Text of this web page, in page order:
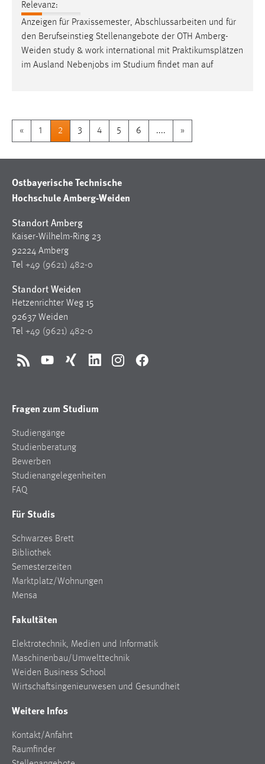
Relevanz:
Anzeigen für Praxissemester, Abschlussarbeiten und für
den Berufseinstieg Stellenangebote der OTH Amberg-
Weiden study & work international mit Praktikumsplätzen
im Ausland Nebenjobs im Studium findet man auf
« 1 2 3 4 5 6 .... »
Ostbayerische Technische
Hochschule Amberg-Weiden
Standort Amberg
Kaiser-Wilhelm-Ring 23
92224 Amberg
Tel +49 (9621) 482-0
Standort Weiden
Hetzenrichter Weg 15
92637 Weiden
Tel +49 (9621) 482-0
RSS YouTubeXing LinkedInInstagramFacebook
Fragen zum Studium
Studiengänge
Studienberatung
Bewerben
Studienangelegenheiten
FAQ
Für Studis
Schwarzes Brett
Bibliothek
Semesterzeiten
Marktplatz/Wohnungen
Mensa
Fakultäten
Elektrotechnik, Medien und Informatik
Maschinenbau/Umwelttechnik
Weiden Business School
Wirtschaftsingenieurwesen und Gesundheit
Weitere Infos
Kontakt/Anfahrt
Raumfinder